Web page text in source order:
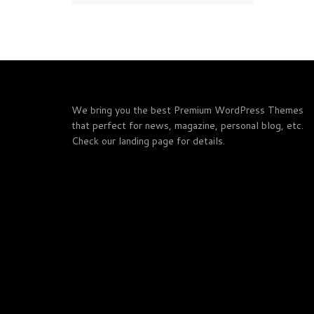
We bring you the best Premium WordPress Themes
that perfect for news, magazine, personal blog, etc.
Check our landing page for details.